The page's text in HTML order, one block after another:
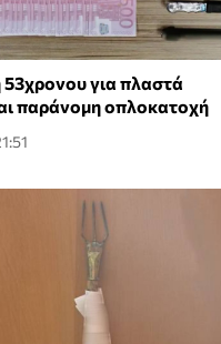
για πλαστά
παράνομη οπλοκατοχή